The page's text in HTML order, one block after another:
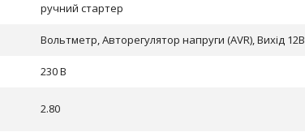
ручний стартер
Вольтметр, Авторегулятор напруги (AVR), Вихід 12В
230 В
2.80